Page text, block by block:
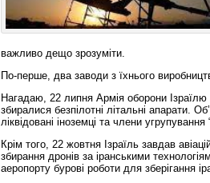
важливо дещо зрозуміти.
По-перше, два заводи з їхнього
Нагадаю, 22 липня Армія оборони
збиралися безпілотні літальні апарати.
ліквідовані іноземці та члени угрупування
Крім того, 22 жовтня Ізраїль завдав
збирання дронів за іранськими
аеропорту бурові роботи для зберігання